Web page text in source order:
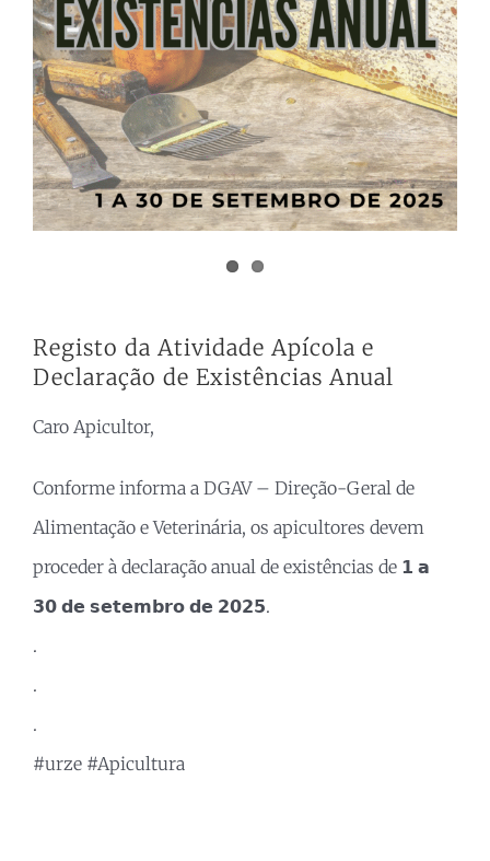
Registo da Atividade Apícola e
Declaração de Existências Anual
Caro Apicultor,
Conforme informa a DGAV – Direção-Geral de
Alimentação e Veterinária, os apicultores devem
proceder à declaração anual de existências de 𝟭 𝗮
𝟯𝟬 𝗱𝗲 𝘀𝗲𝘁𝗲𝗺𝗯𝗿𝗼 𝗱𝗲 𝟮𝟬𝟮𝟱.
.
.
.
#urze #Apicultura